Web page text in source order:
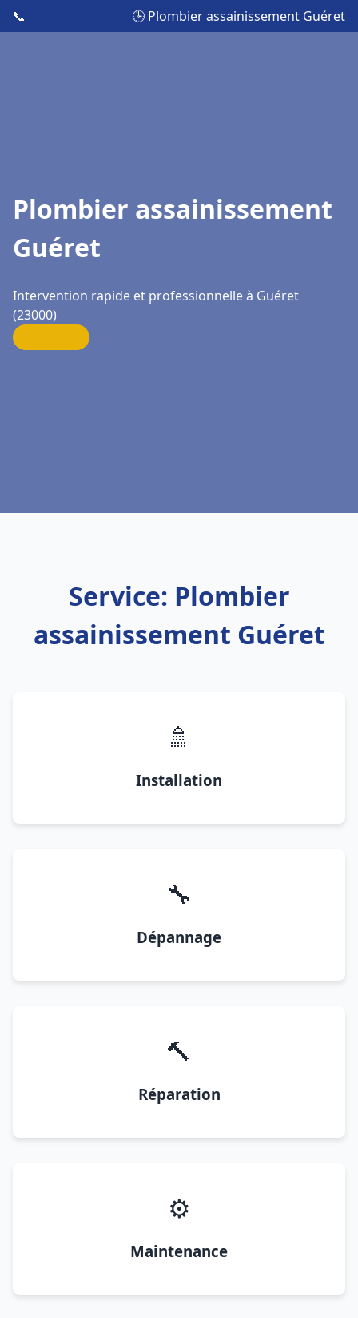
📞 🕒 Plombier assainissement Guéret
Plombier assainissement
Guéret
Intervention rapide et professionnelle à Guéret
(23000)
Service: Plombier
assainissement Guéret
🚿
Installation
🔧
Dépannage
🔨
Réparation
⚙️
Maintenance